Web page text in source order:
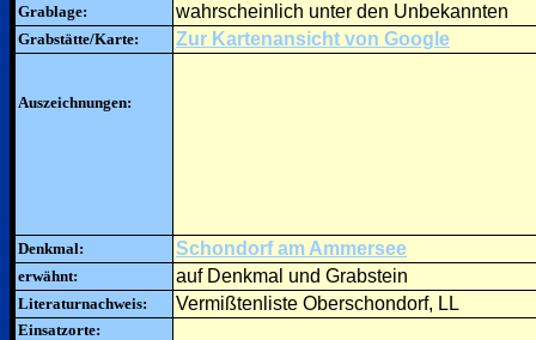
Grablage: wahrscheinlich unter den Unbekannten
Grabstätte/Karte: Zur Kartenansicht von Google
Auszeichnungen:
Denkmal: Schondorf am Ammersee
erwähnt: auf Denkmal und Grabstein
Literaturnachweis: Vermißtenliste Oberschondorf, LL
Einsatzorte: